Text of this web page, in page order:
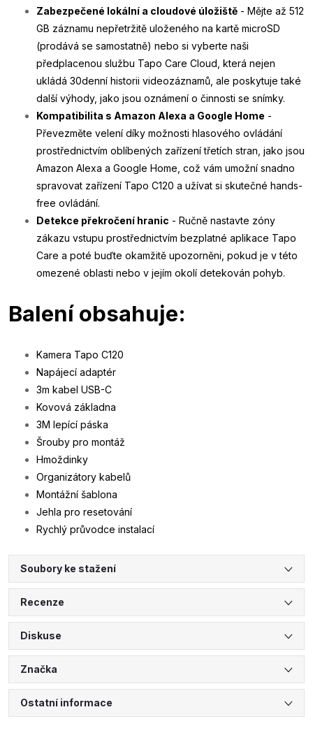
Zabezpečené lokální a cloudové úložiště - Mějte až 512
GB záznamu nepřetržitě uloženého na kartě microSD
(prodává se samostatně) nebo si vyberte naši
předplacenou službu Tapo Care Cloud, která nejen
ukládá 30denní historii videozáznamů, ale poskytuje také
další výhody, jako jsou oznámení o činnosti se snímky.
Kompatibilita s Amazon Alexa a Google Home -
Převezměte velení díky možnosti hlasového ovládání
prostřednictvím oblíbených zařízení třetích stran, jako jsou
Amazon Alexa a Google Home, což vám umožní snadno
spravovat zařízení Tapo C120 a užívat si skutečné hands-
free ovládání.
Detekce překročení hranic - Ručně nastavte zóny
zákazu vstupu prostřednictvím bezplatné aplikace Tapo
Care a poté buďte okamžitě upozorněni, pokud je v této
omezené oblasti nebo v jejím okolí detekován pohyb.
Balení obsahuje:
Kamera Tapo C120
Napájecí adaptér
3m kabel USB-C
Kovová základna
3M lepící páska
Šrouby pro montáž
Hmoždinky
Organizátory kabelů
Montážní šablona
Jehla pro resetování
Rychlý průvodce instalací
Soubory ke stažení
Recenze
Diskuse
Značka
Ostatní informace